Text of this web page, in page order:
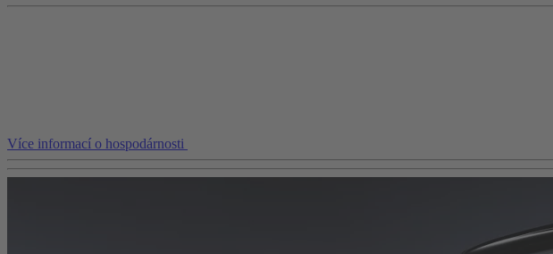
Více informací o hospodárnosti